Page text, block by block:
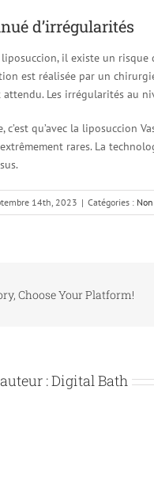
d’irrégularités
il existe un
est réalisée par un
Les irrégularités au
c’est qu’avec la liposuccion
rares. La
14th, 2023 | Catégories :
Choose Your Platform!
:Digital Bath